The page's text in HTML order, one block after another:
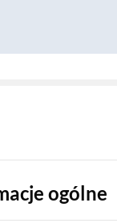
ogólne